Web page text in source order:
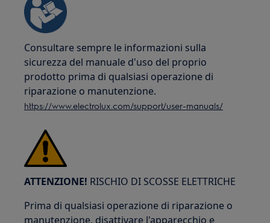
Consultare sempre le informazioni sulla
sicurezza del manuale d'uso del proprio
prodotto prima di qualsiasi operazione di
riparazione o manutenzione.
https://www.electrolux.com/support/user-manuals/
ATTENZIONE! RISCHIO DI SCOSSE ELETTRICHE
Prima di qualsiasi operazione di riparazione o
manutenzione, disattivare l'apparecchio e